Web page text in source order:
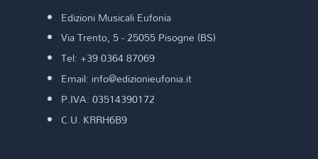
Edizioni Musicali Eufonia
Via Trento, 5 - 25055 Pisogne (BS)
Tel: +39 0364 87069
Email: info@edizionieufonia.it
P.IVA: 03514390172
C.U. KRRH6B9